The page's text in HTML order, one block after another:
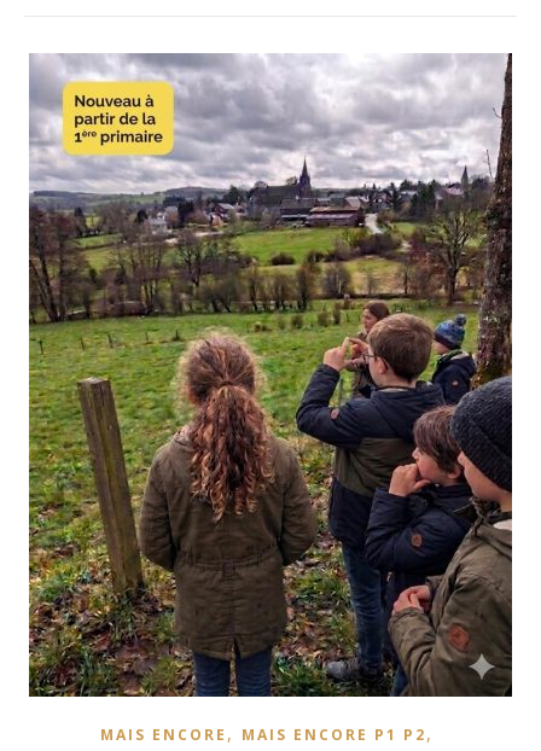
MAIS ENCORE , MAIS ENCORE P1 P2,